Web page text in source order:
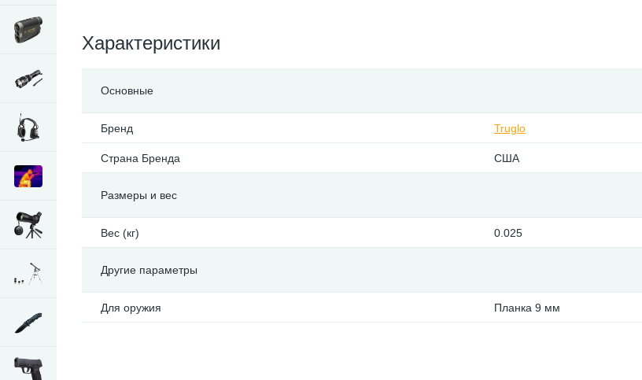
Характеристики
Основные
Бренд Truglo
Страна Бренда США
Размеры и вес
Вес (кг) 0.025
Другие параметры
Для оружия Планка 9 мм